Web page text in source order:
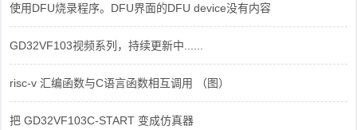
使用DFU烧录程序。DFU界面的DFU device没有内容
GD32VF103视频系列，持续更新中......
risc-v 汇编函数与C语言函数相互调用 （图）
把 GD32VF103C-START 变成仿真器